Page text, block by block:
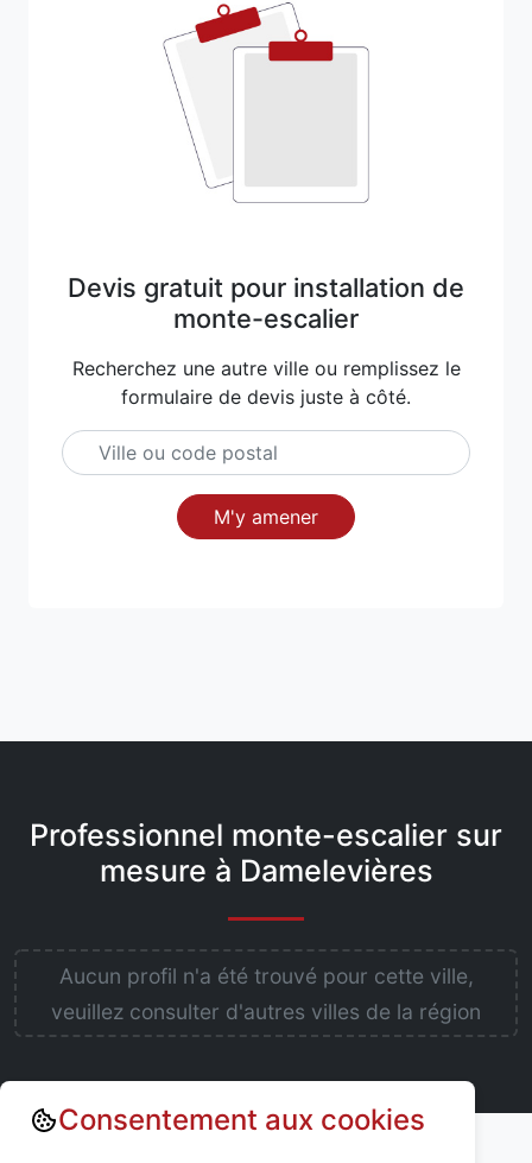
Devis gratuit pour installation de
monte-escalier
Recherchez une autre ville ou remplissez le
formulaire de devis juste à côté.
M'y amener
Professionnel monte-escalier sur
mesure à Damelevières
Aucun profil n'a été trouvé pour cette ville,
veuillez consulter d'autres villes de la région
Annuaire : Monte escalier
Consentement aux cookies